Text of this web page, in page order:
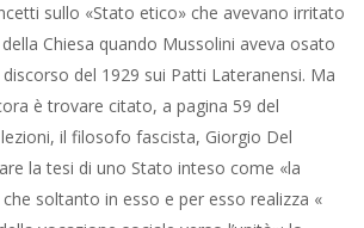
sullo «Stato etico» che avevano irritato
Chiesa quando Mussolini aveva osato
del 1929 sui Patti Lateranensi. Ma
è trovare citato, a pagina 59 del
il filosofo fascista, Giorgio Del
la tesi di uno Stato inteso come «la
soltanto in esso e per esso realizza «